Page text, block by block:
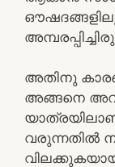
അതിനു
അങ്ങനെ
വരുന്നതിൽ